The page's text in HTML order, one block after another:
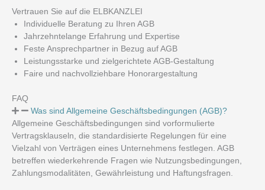
Vertrauen Sie auf die ELBKANZLEI
Individuelle Beratung zu Ihren AGB
Jahrzehntelange Erfahrung und Expertise
Feste Ansprechpartner in Bezug auf AGB
Leistungsstarke und zielgerichtete AGB-Gestaltung
Faire und nachvollziehbare Honorargestaltung
FAQ
Was sind Allgemeine Geschäftsbedingungen (AGB)?
Allgemeine Geschäftsbedingungen sind vorformulierte
Vertragsklauseln, die standardisierte Regelungen für eine
Vielzahl von Verträgen eines Unternehmens festlegen. AGB
betreffen wiederkehrende Fragen wie Nutzungsbedingungen,
Zahlungsmodalitäten, Gewährleistung und Haftungsfragen.